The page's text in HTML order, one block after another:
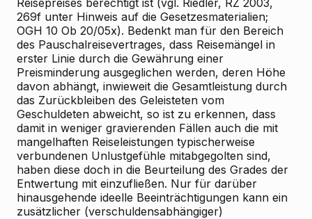
Reisepreises berechtigt ist (vgl. Riedler, RZ 2003,
269f unter Hinweis auf die Gesetzesmaterialien;
OGH 10 Ob 20/05x). Bedenkt man für den Bereich
des Pauschalreisevertrages, dass Reisemängel in
erster Linie durch die Gewährung einer
Preisminderung ausgeglichen werden, deren Höhe
davon abhängt, inwieweit die Gesamtleistung durch
das Zurückbleiben des Geleisteten vom
Geschuldeten abweicht, so ist zu erkennen, dass
damit in weniger gravierenden Fällen auch die mit
mangelhaften Reiseleistungen typischerweise
verbundenen Unlustgefühle mitabgegolten sind,
haben diese doch in die Beurteilung des Grades der
Entwertung mit einzufließen. Nur für darüber
hinausgehende ideelle Beeinträchtigungen kann ein
zusätzlicher (verschuldensabhängiger)